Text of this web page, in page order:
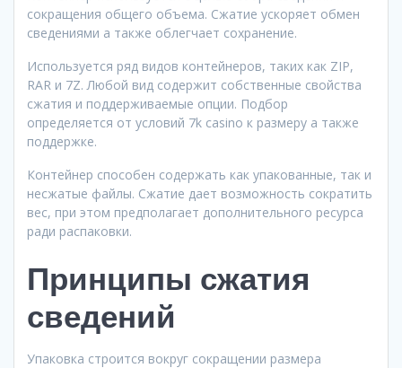
сокращения общего объема. Сжатие ускоряет обмен
сведениями а также облегчает сохранение.
Используется ряд видов контейнеров, таких как ZIP,
RAR и 7Z. Любой вид содержит собственные свойства
сжатия и поддерживаемые опции. Подбор
определяется от условий 7k casino к размеру а также
поддержке.
Контейнер способен содержать как упакованные, так и
несжатые файлы. Сжатие дает возможность сократить
вес, при этом предполагает дополнительного ресурса
ради распаковки.
Принципы сжатия
сведений
Упаковка строится вокруг сокращении размера